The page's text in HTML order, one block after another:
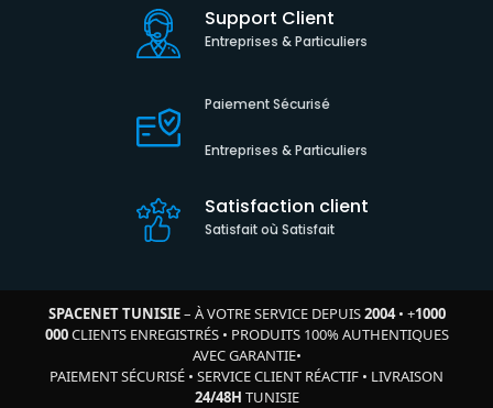
Support Client
Entreprises & Particuliers
Paiement Sécurisé
Entreprises & Particuliers
Satisfaction client
Satisfait où Satisfait
SPACENET TUNISIE– À VOTRE SERVICE DEPUIS2004• +1000
000CLIENTS ENREGISTRÉS• PRODUITS 100% AUTHENTIQUES
AVEC GARANTIE•
PAIEMENT SÉCURISÉ • SERVICE CLIENT RÉACTIF • LIVRAISON
24/48H TUNISIE